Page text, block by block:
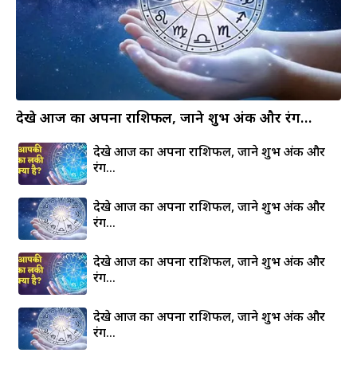
देखे आज का अपना राशिफल, जाने शुभ अंक और रंग…
देखे आज का अपना राशिफल, जाने शुभ अंक और
रंग…
देखे आज का अपना राशिफल, जाने शुभ अंक और
रंग…
देखे आज का अपना राशिफल, जाने शुभ अंक और
रंग…
देखे आज का अपना राशिफल, जाने शुभ अंक और
रंग…